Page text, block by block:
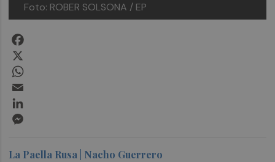
Foto: ROBER SOLSONA / EP
La Paella Rusa | Nacho Guerrero